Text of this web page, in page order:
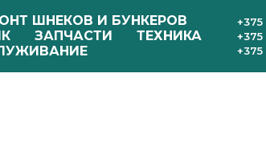
ШНЕКОВ И БУНКЕРОВ
ЗАПЧАСТИ
ТЕХНИКА
+375